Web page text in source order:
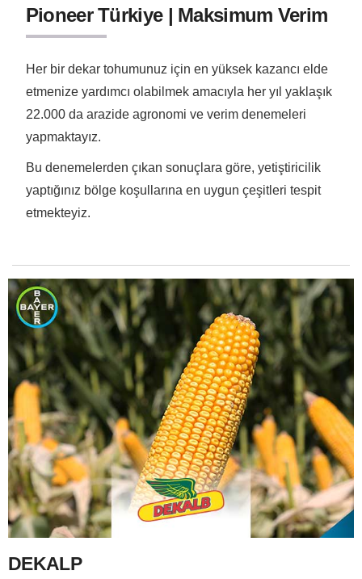
Pioneer Türkiye | Maksimum Verim
Her bir dekar tohumunuz için en yüksek kazancı elde
etmenize yardımcı olabilmek amacıyla her yıl yaklaşık
22.000 da arazide agronomi ve verim denemeleri
yapmaktayız.
Bu denemelerden çıkan sonuçlara göre, yetiştiricilik
yaptığınız bölge koşullarına en uygun çeşitleri tespit
etmekteyiz.
DEKALP